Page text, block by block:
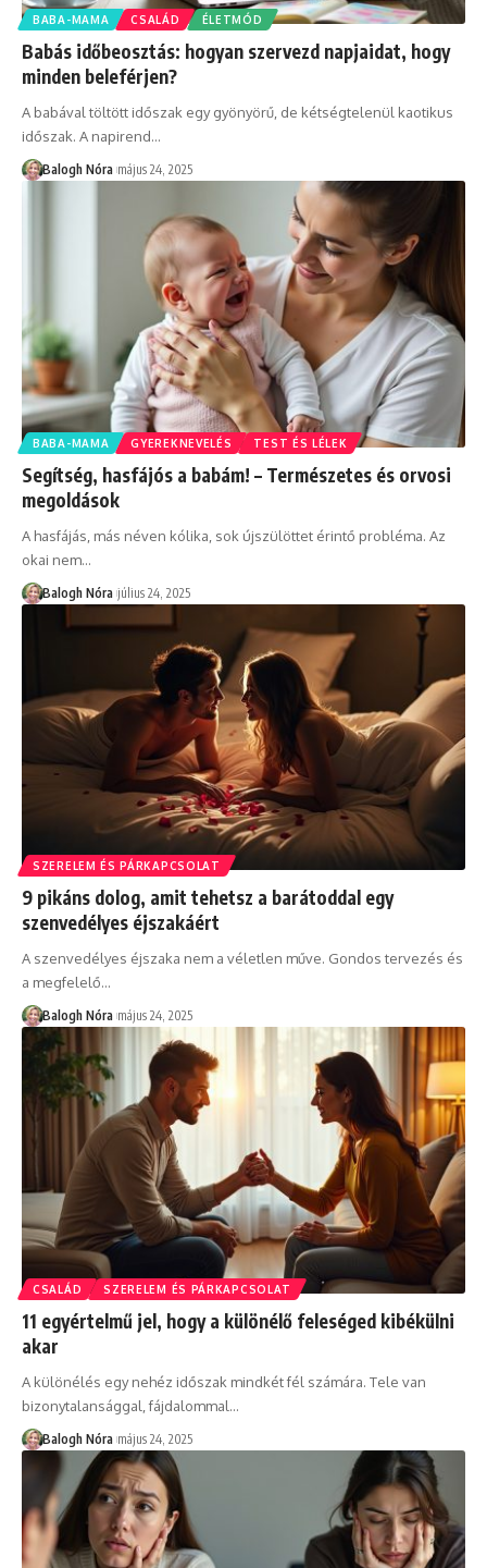
BABA-MAMA CSALÁD ÉLETMÓD
Babás időbeosztás: hogyan szervezd napjaidat, hogy
minden beleférjen?
A babával töltött időszak egy gyönyörű, de kétségtelenül kaotikus
időszak. A napirend…
Balogh Nóra május 24, 2025
BABA-MAMA GYEREKNEVELÉS TEST ÉS LÉLEK
Segítség, hasfájós a babám! – Természetes és orvosi
megoldások
A hasfájás, más néven kólika, sok újszülöttet érintő probléma. Az
okai nem…
Balogh Nóra július 24, 2025
SZERELEM ÉS PÁRKAPCSOLAT
9 pikáns dolog, amit tehetsz a barátoddal egy
szenvedélyes éjszakáért
A szenvedélyes éjszaka nem a véletlen műve. Gondos tervezés és
a megfelelő…
Balogh Nóra május 24, 2025
CSALÁD SZERELEM ÉS PÁRKAPCSOLAT
11 egyértelmű jel, hogy a különélő feleséged kibékülni
akar
A különélés egy nehéz időszak mindkét fél számára. Tele van
bizonytalansággal, fájdalommal…
Balogh Nóra május 24, 2025